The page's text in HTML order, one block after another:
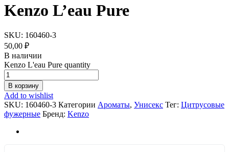
Kenzo L’eau Pure
SKU: 160460-3
50,00 ₽
В наличии
Kenzo L'eau Pure quantity
В корзину
Add to wishlist
SKU: 160460-3 Категории Ароматы, Унисекс Тег: Цитрусовые
фужерные Бренд: Kenzo